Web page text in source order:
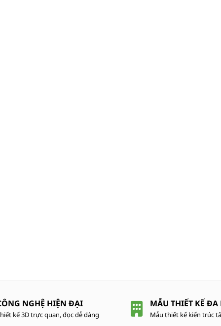
NGHỆ HIỆN ĐẠI
kế 3D trực quan, đọc dễ dàng
MẪU THIẾT KẾ ĐA
Mẫu thiết kế kiến trúc